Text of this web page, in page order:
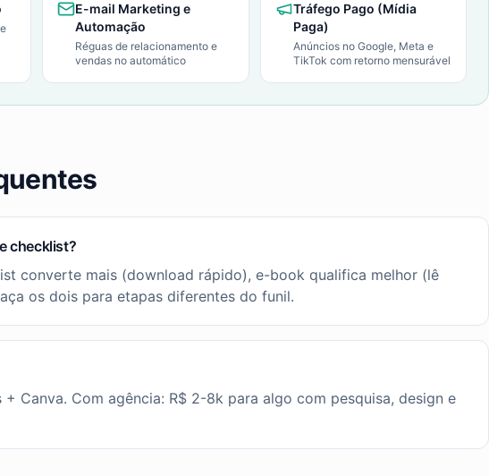
E-mail Marketing e
Automação
Réguas de relacionamento e
vendas no automático
Tráfego Pago (Mídia
Paga)
Anúncios no Google, Meta e
TikTok com retorno mensurável
checklist?
converte mais (download rápido), e-book qualifica melhor (lê
os dois para etapas diferentes do funil.
Canva. Com agência: R$ 2-8k para algo com pesquisa, design e